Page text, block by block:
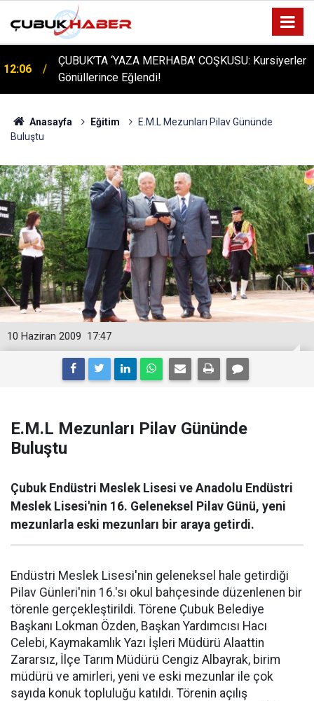
12:06
ÇUBUK’TA ‘YAZA MERHABA’ COŞKUSU: Kursiyerler
Gönüllerince Eğlendi!
Anasayfa Eğitim
E.M.L Mezunları Pilav Gününde
Buluştu
17:47
10 Haziran 2009
E.M.L Mezunları Pilav Gününde
Buluştu
Çubuk Endüstri Meslek Lisesi ve Anadolu Endüstri
Meslek Lisesi'nin 16. Geleneksel Pilav Günü, yeni
mezunlarla eski mezunları bir araya getirdi.
Endüstri Meslek Lisesi'nin geleneksel hale getirdiği
Pilav Günleri'nin 16.'sı okul bahçesinde düzenlenen bir
törenle gerçekleştirildi. Törene Çubuk Belediye
Başkanı Lokman Özden, Başkan Yardımcısı Hacı
Celebi, Kaymakamlık Yazı İşleri Müdürü Alaattin
Zararsız, İlçe Tarım Müdürü Cengiz Albayrak, birim
müdürü ve amirleri, yeni ve eski mezunlar ile çok
sayıda konuk topluluğu katıldı. Törenin açılış